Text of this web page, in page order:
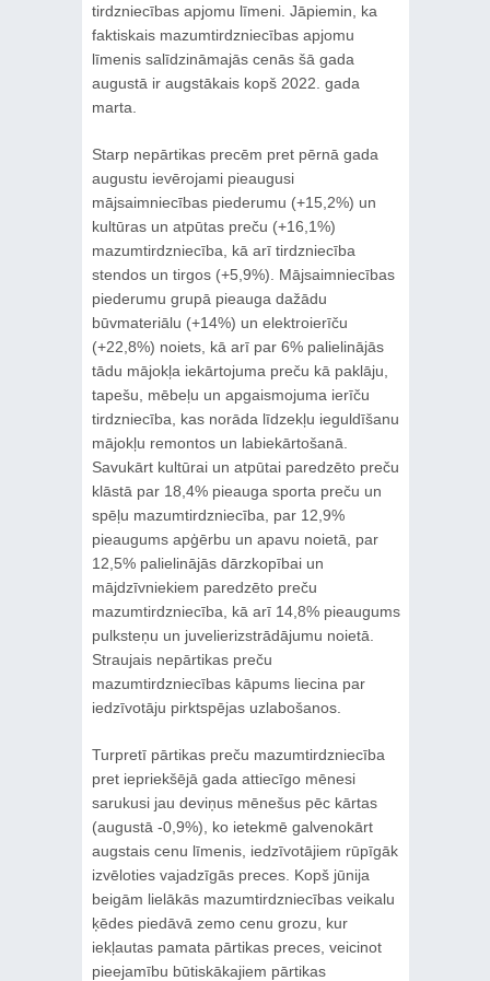
tirdzniecības apjomu līmeni. Jāpiemin, ka
faktiskais mazumtirdzniecības apjomu
līmenis salīdzināmajās cenās šā gada
augustā ir augstākais kopš 2022. gada
marta.
Starp nepārtikas precēm pret pērnā gada
augustu ievērojami pieaugusi
mājsaimniecības piederumu (+15,2%) un
kultūras un atpūtas preču (+16,1%)
mazumtirdzniecība, kā arī tirdzniecība
stendos un tirgos (+5,9%). Mājsaimniecības
piederumu grupā pieauga dažādu
būvmateriālu (+14%) un elektroierīču
(+22,8%) noiets, kā arī par 6% palielinājās
tādu mājokļa iekārtojuma preču kā paklāju,
tapešu, mēbeļu un apgaismojuma ierīču
tirdzniecība, kas norāda līdzekļu ieguldīšanu
mājokļu remontos un labiekārtošanā.
Savukārt kultūrai un atpūtai paredzēto preču
klāstā par 18,4% pieauga sporta preču un
spēļu mazumtirdzniecība, par 12,9%
pieaugums apģērbu un apavu noietā, par
12,5% palielinājās dārzkopībai un
mājdzīvniekiem paredzēto preču
mazumtirdzniecība, kā arī 14,8% pieaugums
pulksteņu un juvelierizstrādājumu noietā.
Straujais nepārtikas preču
mazumtirdzniecības kāpums liecina par
iedzīvotāju pirktspējas uzlabošanos.
Turpretī pārtikas preču mazumtirdzniecība
pret iepriekšējā gada attiecīgo mēnesi
sarukusi jau deviņus mēnešus pēc kārtas
(augustā -0,9%), ko ietekmē galvenokārt
augstais cenu līmenis, iedzīvotājiem rūpīgāk
izvēloties vajadzīgās preces. Kopš jūnija
beigām lielākās mazumtirdzniecības veikalu
ķēdes piedāvā zemo cenu grozu, kur
iekļautas pamata pārtikas preces, veicinot
pieejamību būtiskākajiem pārtikas